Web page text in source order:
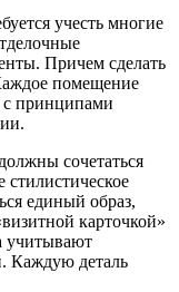
учесть многие
Причем сделать
помещение
с принципами
сочетаться
единый образ,
карточкой»
учитывают
Каждую деталь